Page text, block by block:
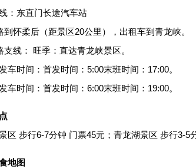
东直门长途汽车站
柔后（距景区20公里），出租车到青龙峡。
线： 旺季：直达青龙峡景区。
时间：首发时间：5:00末班时间：17:00。
时间：首发时间：6:00末班时间：19:00。
步行6-7分钟 门票45元；青龙湖景区 步行3-5分
地图